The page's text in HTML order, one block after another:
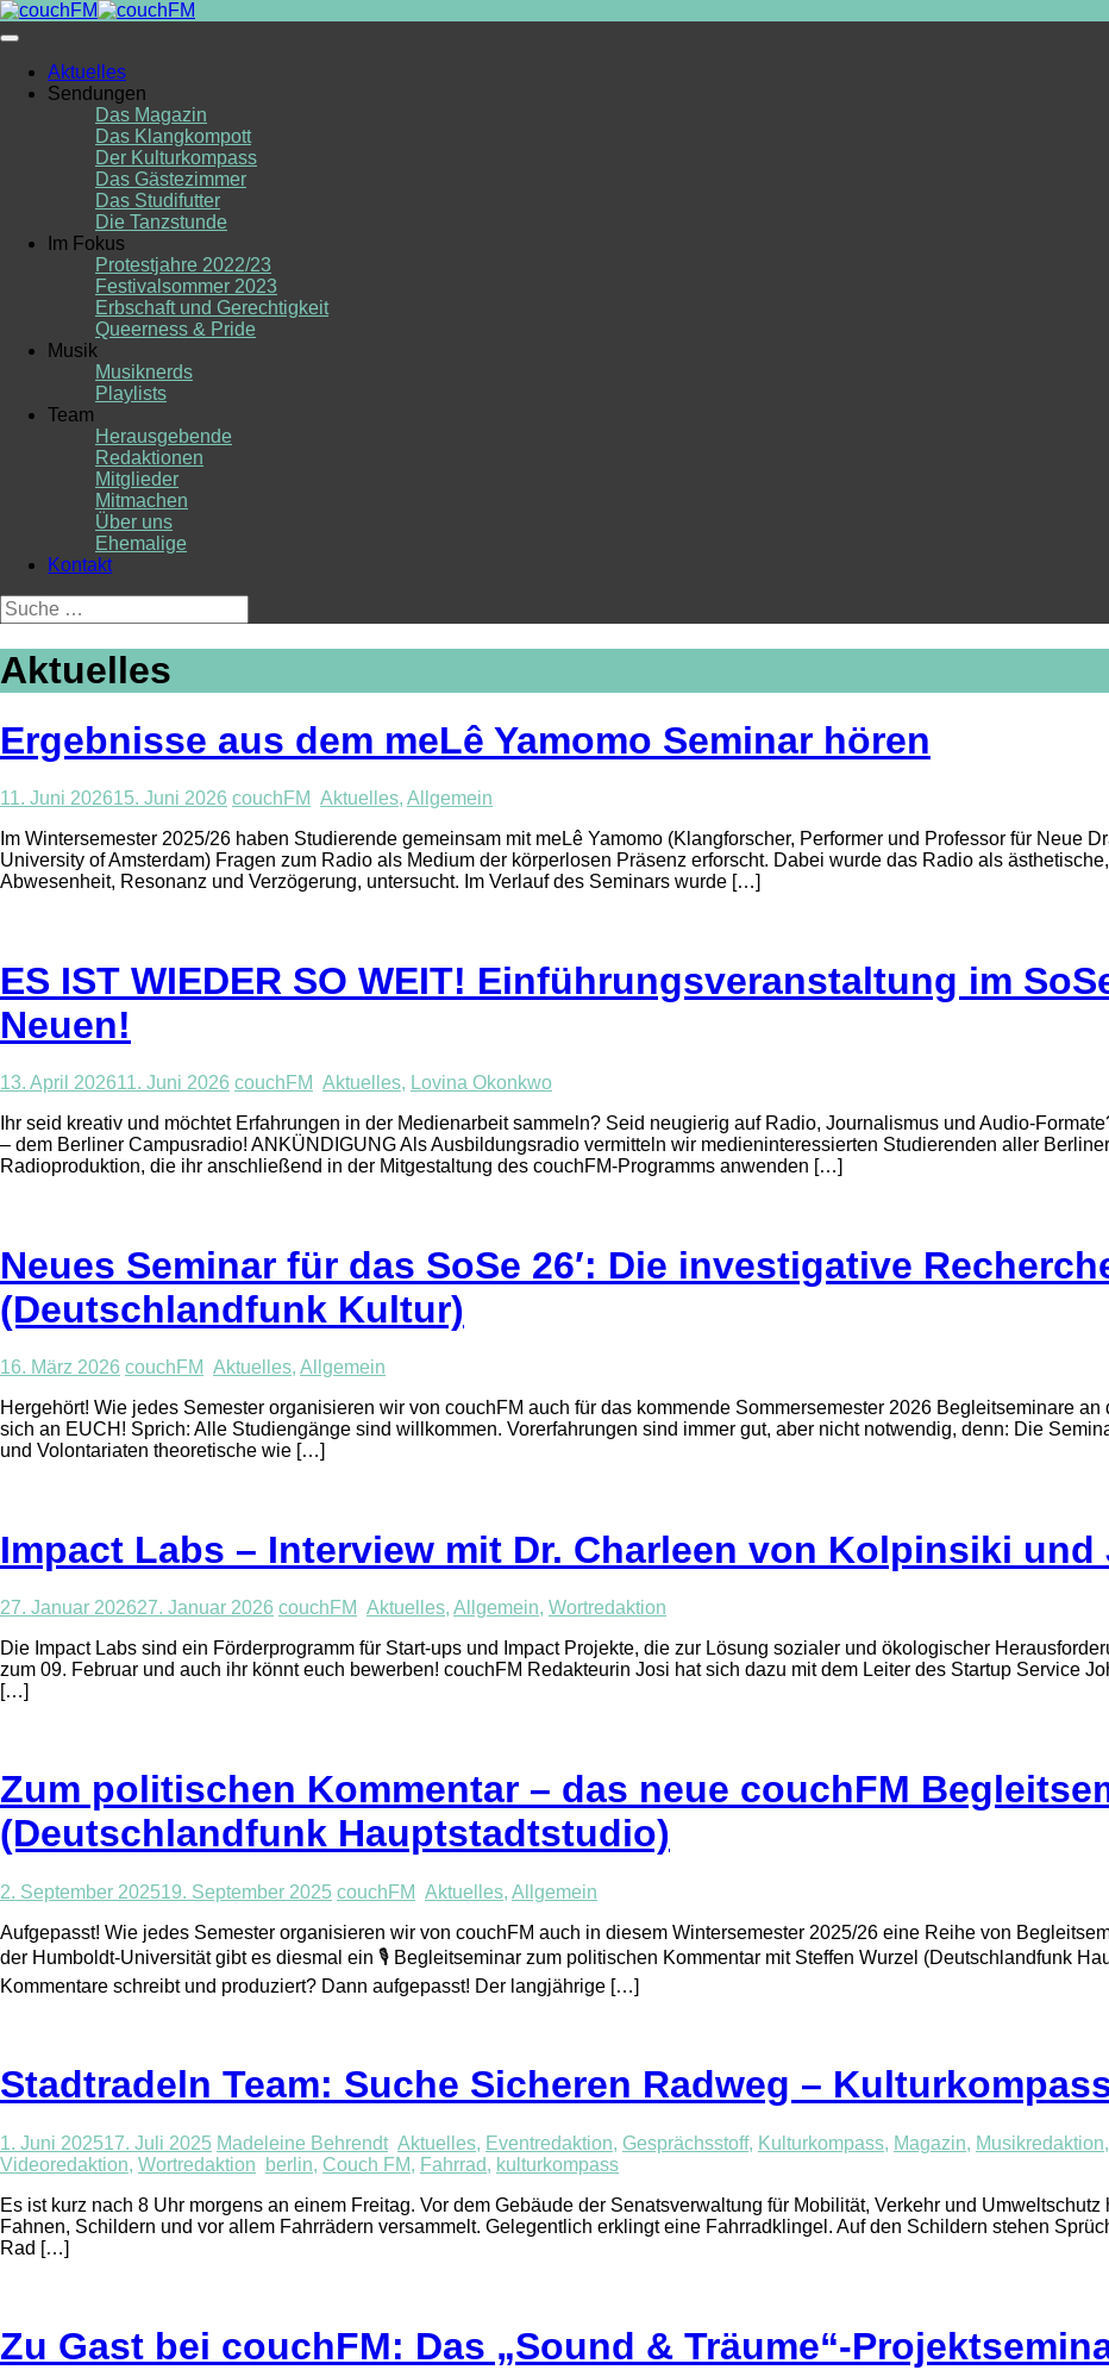
Skip
to
Aktuelles
Sendungen
Das Magazin
Das Klangkompott
Der Kulturkompass
Das Gästezimmer
Das Studifutter
Die Tanzstunde
Im Fokus
Protestjahre 2022/23
Festivalsommer 2023
Erbschaft und Gerechtigkeit
Queerness & Pride
Musik
Musiknerds
Playlists
Team
Herausgebende
Redaktionen
Mitglieder
Mitmachen
Über uns
Ehemalige
Kontakt
Suche
nach:
Aktuelles
Ergebnisse aus dem meLê Yamomo Seminar hören
11. Juni 202615. Juni 2026 couchFM Aktuelles, Allgemein
Im Wintersemester 2025/26 haben Studierende gemeinsam mit meLê Yamomo (Klangforscher, Performer und Professor für Neue
University of Amsterdam) Fragen zum Radio als Medium der körperlosen Präsenz erforscht. Dabei wurde das Radio als
Abwesenheit, Resonanz und Verzögerung, untersucht. Im Verlauf des Seminars wurde […]
ES IST WIEDER SO WEIT! Einführungsveranstaltung im
Neuen!
13. April 202611. Juni 2026 couchFM Aktuelles, Lovina Okonkwo
Ihr seid kreativ und möchtet Erfahrungen in der Medienarbeit sammeln? Seid neugierig auf Radio, Journalismus und Audio-
– dem Berliner Campusradio! ANKÜNDIGUNG Als Ausbildungsradio vermitteln wir medieninteressierten Studierenden aller
Radioproduktion, die ihr anschließend in der Mitgestaltung des couchFM-Programms anwenden […]
Neues Seminar für das SoSe 26′: Die investigative
(Deutschlandfunk Kultur)
16. März 2026 couchFM Aktuelles, Allgemein
Hergehört! Wie jedes Semester organisieren wir von couchFM auch für das kommende Sommersemester 2026 Begleitseminare
sich an EUCH! Sprich: Alle Studiengänge sind willkommen. Vorerfahrungen sind immer gut, aber nicht notwendig, denn: Die
und Volontariaten theoretische wie […]
Impact Labs – Interview mit Dr. Charleen von Kolpinsiki und
27. Januar 202627. Januar 2026 couchFM Aktuelles, Allgemein, Wortredaktion
Die Impact Labs sind ein Förderprogramm für Start-ups und Impact Projekte, die zur Lösung sozialer und ökologischer
zum 09. Februar und auch ihr könnt euch bewerben! couchFM Redakteurin Josi hat sich dazu mit dem Leiter des Startup Service
[…]
Zum politischen Kommentar – das neue couchFM
(Deutschlandfunk Hauptstadtstudio)
2. September 202519. September 2025 couchFM Aktuelles, Allgemein
Aufgepasst! Wie jedes Semester organisieren wir von couchFM auch in diesem Wintersemester 2025/26 eine Reihe von
der Humboldt-Universität gibt es diesmal ein 🎙️ Begleitseminar zum politischen Kommentar mit Steffen Wurzel (Deutschlandfunk
Kommentare schreibt und produziert? Dann aufgepasst! Der langjährige […]
Stadtradeln Team: Suche Sicheren Radweg –
1. Juni 202517. Juli 2025 Madeleine Behrendt Aktuelles, Eventredaktion, Gesprächsstoff, Kulturkompass, Magazin, Musikredaktion,
Videoredaktion, Wortredaktion berlin, Couch FM, Fahrrad, kulturkompass
Es ist kurz nach 8 Uhr morgens an einem Freitag. Vor dem Gebäude der Senatsverwaltung für Mobilität, Verkehr und
Fahnen, Schildern und vor allem Fahrrädern versammelt. Gelegentlich erklingt eine Fahrradklingel. Auf den Schildern stehen
Rad […]
Zu Gast bei couchFM: Das „Sound & Träume“-